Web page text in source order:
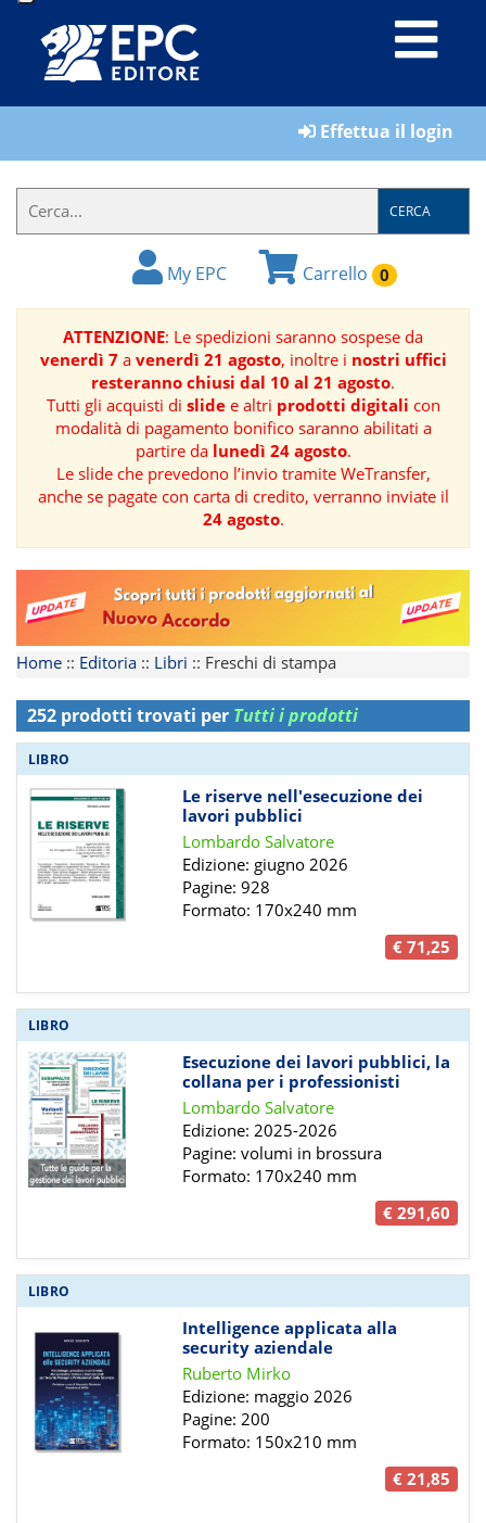
LIBRI
IL
FORMATORE
BOOK
RIVISTE
MANUALISTICA
SOFTWARE
TEMATICHE
Effettua il login
CERCA
My EPC Carrello 0
ATTENZIONE: Le spedizioni saranno sospese da
venerdì 7a venerdì 21 agosto, inoltre i nostri uffici
resteranno chiusi dal 10 al 21 agosto.
Tutti gli acquisti di slidee altri prodotti digitali con
modalità di pagamento bonifico saranno abilitati a
partire da lunedì 24 agosto.
Le slide che prevedono l’invio tramite WeTransfer,
anche se pagate con carta di credito, verranno inviate il
24 agosto.
Home :: Editoria :: Libri :: Freschi di stampa
252 prodotti trovati per Tutti i prodotti
LIBRO
Le riserve nell'esecuzione dei
lavori pubblici
Lombardo Salvatore
Edizione: giugno 2026
Pagine: 928
Formato: 170x240 mm
€ 71,25
LIBRO
Esecuzione dei lavori pubblici, la
collana per i professionisti
Lombardo Salvatore
Edizione: 2025-2026
Pagine: volumi in brossura
Formato: 170x240 mm
€ 291,60
LIBRO
Intelligence applicata alla
security aziendale
Ruberto Mirko
Edizione: maggio 2026
Pagine: 200
Formato: 150x210 mm
€ 21,85